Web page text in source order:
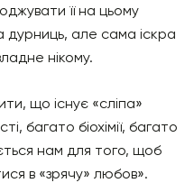
її на цьому
але сама іскра
нікому.
що існує «сліпа»
багато біохімії, багато
нам для того, щоб
в «зрячу» любов».